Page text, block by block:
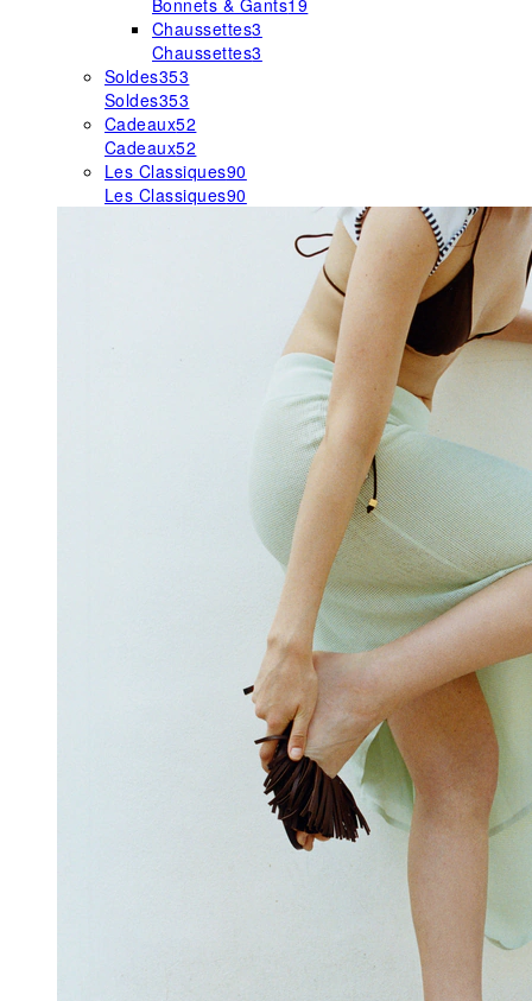
Bonnets & Gants19
Chaussettes3
Chaussettes3
Soldes353
Soldes353
Cadeaux52
Cadeaux52
Les Classiques90
Les Classiques90